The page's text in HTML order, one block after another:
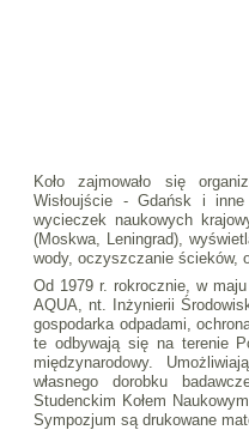
Koło zajmowało się
Wisłoujście - Gdańsk i
wycieczek naukowych
(Moskwa, Leningrad),
wody, oczyszczanie ścieków,
Od 1979 r. rokrocznie, w
AQUA, nt. Inżynierii
gospodarka odpadami,
te odbywają się na terenie
międzynarodowy.
własnego dorobku
Studenckim Kołem
Sympozjum są drukowane